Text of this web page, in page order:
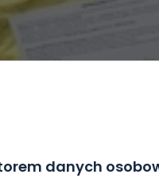
danych